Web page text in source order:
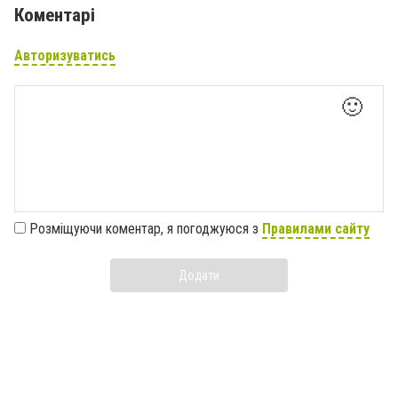
Коментарі
Авторизуватись
🙂
Розміщуючи коментар, я погоджуюся з Правилами сайту
Додати